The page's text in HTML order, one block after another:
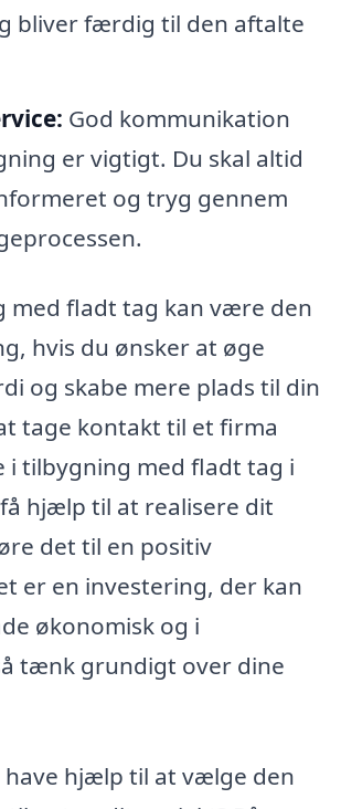
bliver færdig til den aftalte
God kommunikation
er vigtigt. Du skal altid
og tryg gennem
med fladt tag kan være den
hvis du ønsker at øge
og skabe mere plads til din
tage kontakt til et firma
i tilbygning med fladt tag i
hjælp til at realisere dit
det til en positiv
er en investering, der kan
økonomisk og i
tænk grundigt over dine
have hjælp til at vælge den